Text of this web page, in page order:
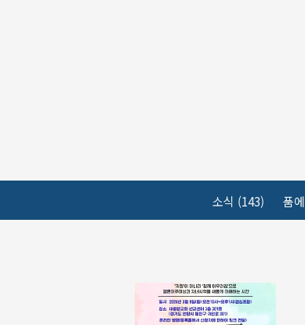
소식 (143) 품